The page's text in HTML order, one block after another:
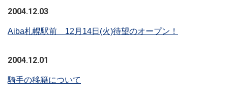
2004.12.03
Aiba札幌駅前 12月14日(火)待望のオープン！
2004.12.01
騎手の移籍について